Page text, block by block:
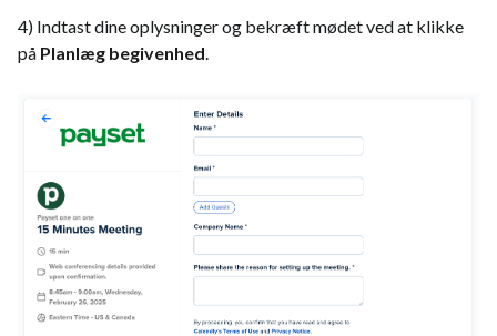
4) Indtast dine oplysninger og bekræft mødet ved at klikke
på Planlæg begivenhed.